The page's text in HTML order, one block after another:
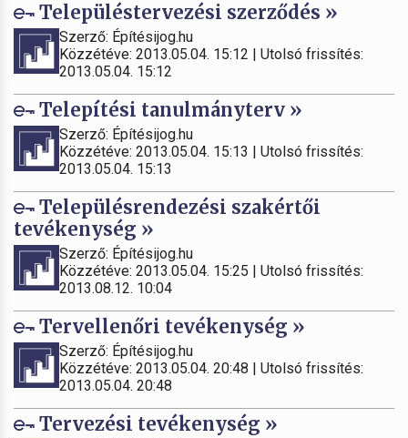
Településtervezési szerződés »
Szerző: Építésijog.hu
Közzétéve: 2013.05.04. 15:12 | Utolsó frissítés:
2013.05.04. 15:12
Telepítési tanulmányterv »
Szerző: Építésijog.hu
Közzétéve: 2013.05.04. 15:13 | Utolsó frissítés:
2013.05.04. 15:13
Településrendezési szakértői
tevékenység »
Szerző: Építésijog.hu
Közzétéve: 2013.05.04. 15:25 | Utolsó frissítés:
2013.08.12. 10:04
Tervellenőri tevékenység »
Szerző: Építésijog.hu
Közzétéve: 2013.05.04. 20:48 | Utolsó frissítés:
2013.05.04. 20:48
Tervezési tevékenység »